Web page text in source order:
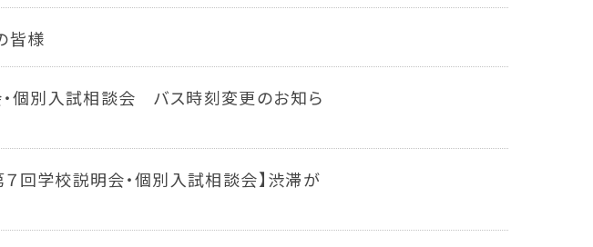
皆様
・個別入試相談会 バス時刻変更のお知ら
第７回学校説明会・個別入試相談会】渋滞が